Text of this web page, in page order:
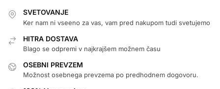
SVETOVANJE
Ker nam ni vseeno za vas, vam pred nakupom tudi svetujemo
HITRA DOSTAVA
Blago se odpremi v najkrajšem možnem času
OSEBNI PREVZEM
Možnost osebnega prevzema po predhodnem dogovoru.